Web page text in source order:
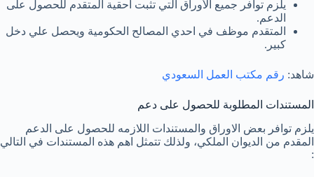
يلزم توافر جميع الأوراق التي تثبت أحقية المتقدم للحصول على
الدعم.
المتقدم موظف في احدي المصالح الحكومية ويحصل علي دخل
كبير.
شاهد: رقم مكتب العمل السعودي
المستندات المطلوبة للحصول على دعم
يلزم توافر بعض الاوراق والمستندات اللازمه للحصول على الدعم
المقدم من الديوان الملكي، ولذلك تتمثل اهم هذه المستندات في التالي
: